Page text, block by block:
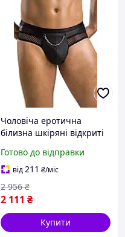
Чоловіча еротична
білизна шкіряні відкриті
TOM Чорний XXL/XXXL -
Passion Feromon
Готово до відправки
від211 ₴/міс
2 111 ₴
2 956 ₴
Купити